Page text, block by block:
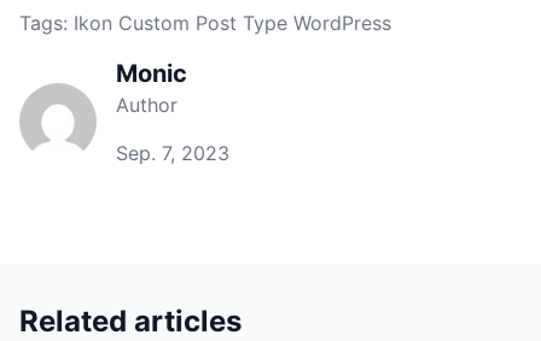
Tags: Ikon Custom Post Type WordPress
Monic
Author
Sep. 7, 2023
Related articles